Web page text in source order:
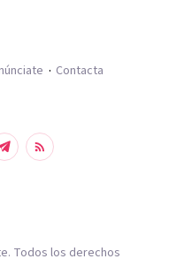
Contacta
Todos los derechos